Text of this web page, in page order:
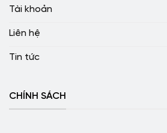
Tài khoản
Liên hệ
Tin tức
CHÍNH SÁCH